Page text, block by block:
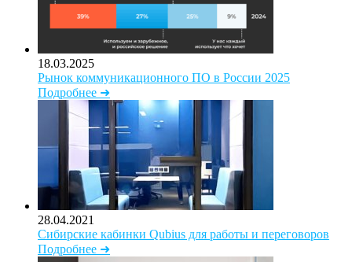
18.03.2025
Рынок коммуникационного ПО в России 2025
Подробнее ➜
28.04.2021
Сибирские кабинки Qubius для работы и переговоров
Подробнее ➜